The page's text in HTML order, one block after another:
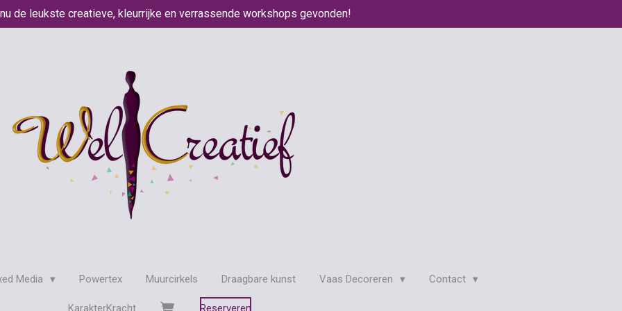
de leukste creatieve, kleurrijke en verrassende workshops gevonden!
Media Powertex Muurcirkels Draagbare kunst Vaas Decoreren Contact
KarakterKracht Reserveren